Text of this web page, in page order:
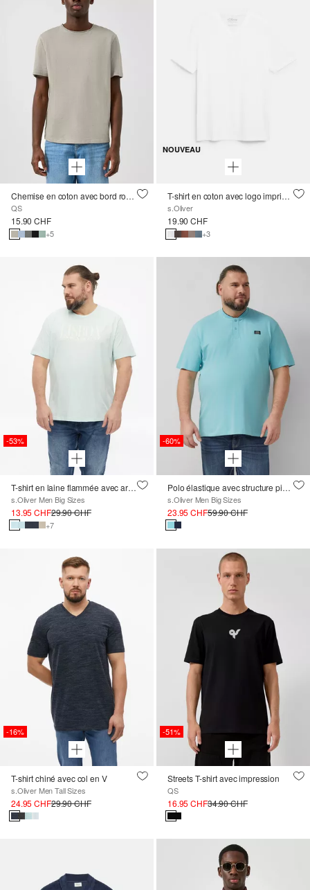
Chemise en coton avec bord roulé et structure en fil de flamme
QS
15.90 CHF
+5
NOUVEAU
T-shirt en coton avec logo imprimé et col en V
s.Oliver
19.90 CHF
+3
-53%
T-shirt en laine flammée avec artwork
s.Oliver Men Big Sizes
13.95 CHF29.90 CHF
+7
-60%
Polo élastique avec structure piquée
s.Oliver Men Big Sizes
23.95 CHF59.90 CHF
-16%
T-shirt chiné avec col en V
s.Oliver Men Tall Sizes
24.95 CHF29.90 CHF
-51%
Streets T-shirt avec impression
QS
16.95 CHF34.90 CHF